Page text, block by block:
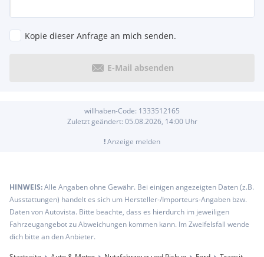
Kopie dieser Anfrage an mich senden.
E-Mail absenden
willhaben-Code: 1333512165
Zuletzt geändert: 05.08.2026, 14:00Uhr
!Anzeige melden
HINWEIS:Alle Angaben ohne Gewähr. Bei einigen angezeigten Daten (z.B.
Ausstattungen) handelt es sich um Hersteller-/Importeurs-Angaben bzw.
Daten von Autovista. Bitte beachte, dass es hierdurch im jeweiligen
Fahrzeugangebot zu Abweichungen kommen kann. Im Zweifelsfall wende
dich bitte an den Anbieter.